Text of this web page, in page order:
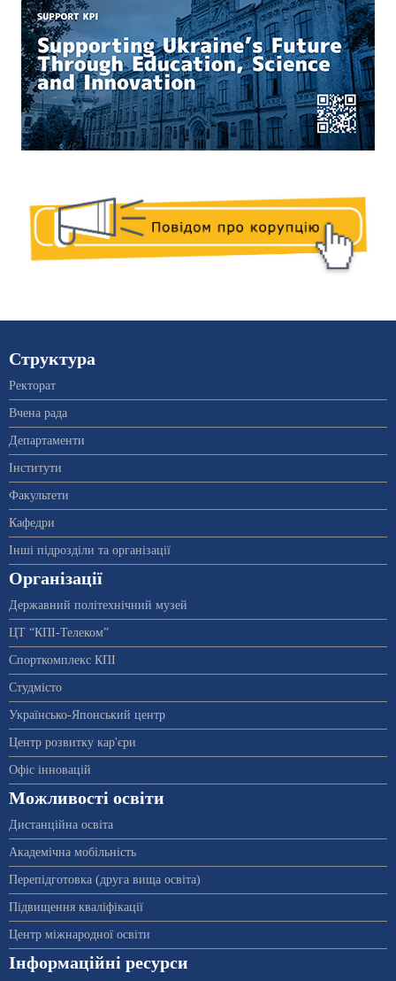
Структура
Ректорат
Вчена рада
Департаменти
Інститути
Факультети
Кафедри
Інші підрозділи та організації
Організації
Державний політехнічний музей
ЦТ “КПІ-Телеком”
Спорткомплекс КПІ
Студмісто
Українсько-Японський центр
Центр розвитку кар'єри
Офіс інновацій
Можливості освіти
Дистанційна освіта
Академічна мобільність
Перепідготовка (друга вища освіта)
Підвищення кваліфікації
Центр міжнародної освіти
Інформаційні ресурси